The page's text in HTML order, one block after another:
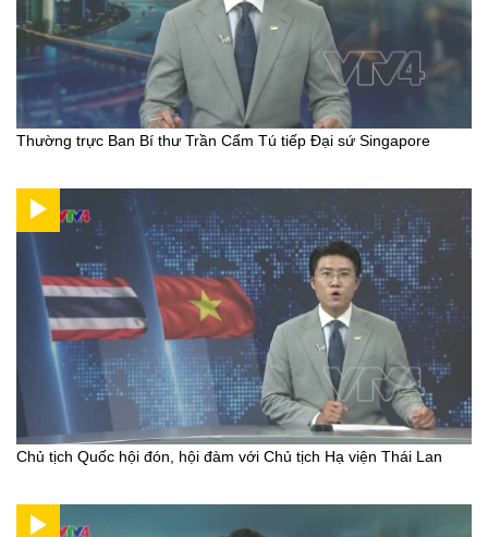
Thường trực Ban Bí thư Trần Cẩm Tú tiếp Đại sứ Singapore
Chủ tịch Quốc hội đón, hội đàm với Chủ tịch Hạ viện Thái Lan